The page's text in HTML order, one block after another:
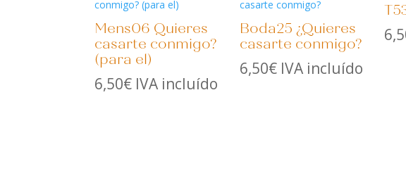
Mens06 Quieres
casarte conmigo?
(para el)
6,50€ IVA incluído
Boda25 ¿Quieres
casarte conmigo?
6,50€ IVA incluído